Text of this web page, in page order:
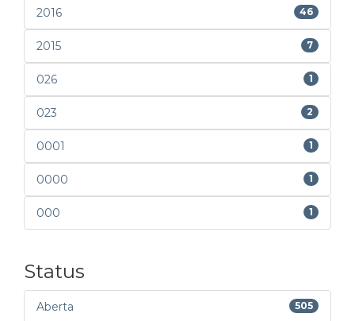
2016 46
2015 7
026 1
023 2
0001 1
0000 1
000 1
Status
Aberta 505